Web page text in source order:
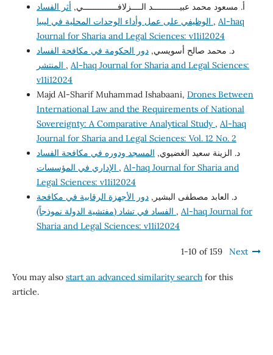
أ. مسعود محمد عبيـــــــــــد الــــزلافــــــــــــــي, أثر الفساد
, Al-haq
Journal for Sharia and Legal Sciences: v11i12024
د. محمد صالح أسويسي,دور الحكومة في مكافحة الفساد
, Al-haq Journal for Sharia and Legal Sciences:
v11i12024
Majd Al-Sharif Muhammad Ishabaani, Drones Between
International Law and the Requirements of National
Sovereignty: A Comparative Analytical Study , Al-haq
Journal for Sharia and Legal Sciences: Vol. 12 No. 2
د. الزينة سعيد الغضيوي, المسجد ودوره في مكافحة الفساد
, Al-haq Journal for Sharia and
Legal Sciences: v11i12024
د. العابد مصطفى البشير,دور الأجهزة الرقابية في مكافحة
, Al-haq Journal for
Sharia and Legal Sciences: v11i12024
1-10 of 159 Next
You may also start an advanced similarity searchfor this
article.